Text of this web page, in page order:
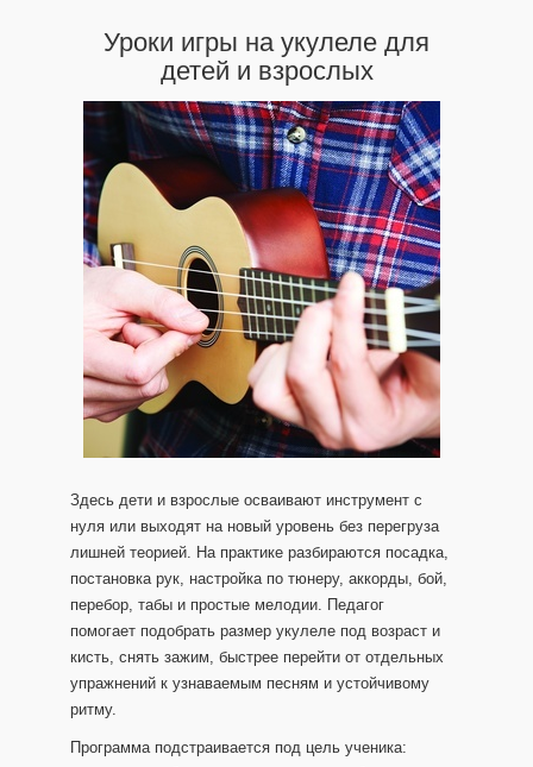
Уроки игры на укулеле для
детей и взрослых
Здесь дети и взрослые осваивают инструмент с
нуля или выходят на новый уровень без перегруза
лишней теорией. На практике разбираются посадка,
постановка рук, настройка по тюнеру, аккорды, бой,
перебор, табы и простые мелодии. Педагог
помогает подобрать размер укулеле под возраст и
кисть, снять зажим, быстрее перейти от отдельных
упражнений к узнаваемым песням и устойчивому
ритму.
Программа подстраивается под цель ученика: